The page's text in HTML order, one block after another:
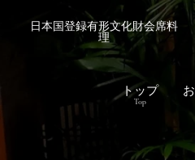
日本国登録有形文化財会席料
理
トップ
Top